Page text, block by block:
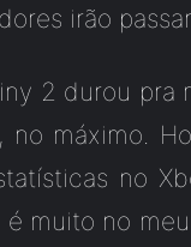
irão passar
2 durou pra
no máximo.
no
muito no